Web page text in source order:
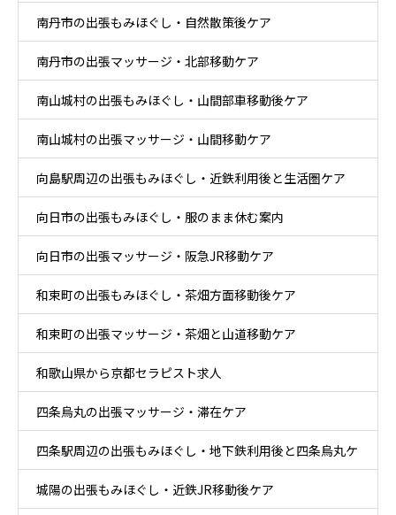
南丹市の出張もみほぐし・自然散策後ケア
南丹市の出張マッサージ・北部移動ケア
南山城村の出張もみほぐし・山間部車移動後ケア
南山城村の出張マッサージ・山間移動ケア
向島駅周辺の出張もみほぐし・近鉄利用後と生活圏ケア
向日市の出張もみほぐし・服のまま休む案内
向日市の出張マッサージ・阪急JR移動ケア
和束町の出張もみほぐし・茶畑方面移動後ケア
和束町の出張マッサージ・茶畑と山道移動ケア
和歌山県から京都セラピスト求人
四条烏丸の出張マッサージ・滞在ケア
四条駅周辺の出張もみほぐし・地下鉄利用後と四条烏丸ケ
ア
城陽の出張もみほぐし・近鉄JR移動後ケア